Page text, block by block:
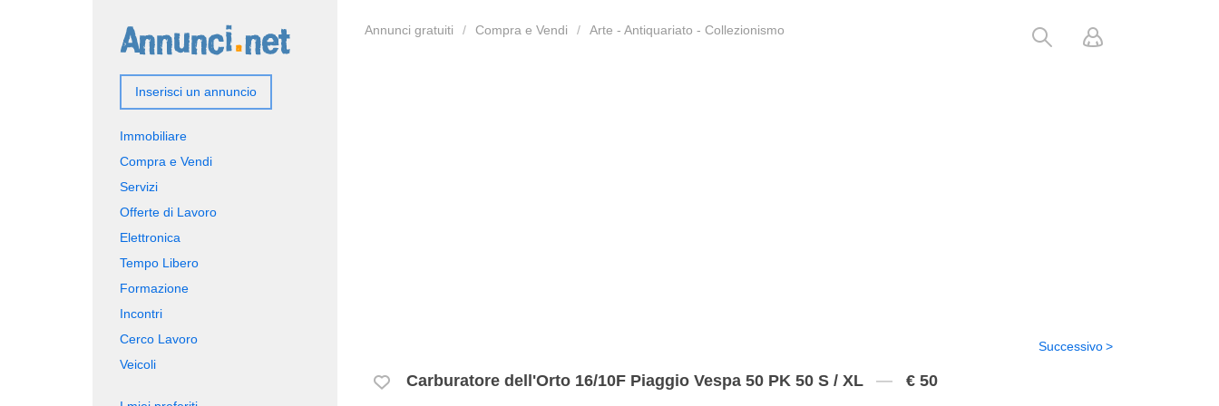
Annunci gratuiti Compra e Vendi Arte - Antiquariato - Collezionismo
Carburatore dell'Orto 16/10F Piaggio Vespa 50 PK 50 S / XL € 50
Successivo
Inserisci un annuncio
Immobiliare
Compra e Vendi
Servizi
Offerte di Lavoro
Elettronica
Tempo Libero
Formazione
Incontri
Cerco Lavoro
Veicoli